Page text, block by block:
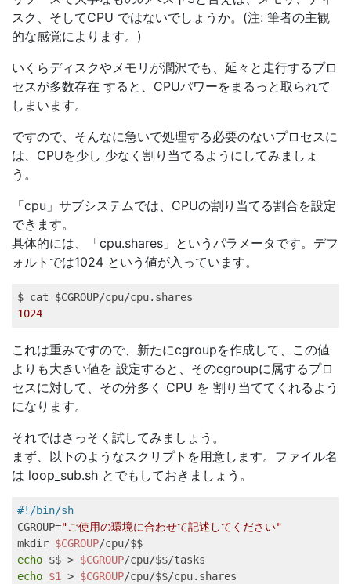
スク、そしてCPU ではないでしょうか。(注: 筆者の主観
的な感覚によります。)
いくらディスクやメモリが潤沢でも、延々と走行するプロ
セスが多数存在 すると、CPUパワーをまるっと取られて
しまいます。
ですので、そんなに急いで処理する必要のないプロセスに
は、CPUを少し 少なく割り当てるようにしてみましょ
う。
「cpu」サブシステムでは、CPUの割り当てる割合を設定
できます。
具体的には、「cpu.shares」というパラメータです。デフ
ォルトでは1024 という値が入っています。
1024
これは重みですので、新たにcgroupを作成して、この値
よりも大きい値を 設定すると、そのcgroupに属するプロ
セスに対して、その分多く CPU を 割り当ててくれるよう
になります。
それではさっそく試してみましょう。
まず、以下のようなスクリプトを用意します。ファイル名
は loop_sub.sh とでもしておきましょう。
#!/bin/sh
CGROUP="ご使用の環境に合わせて記述してください"
mkdir $CGROUP
echo $$ > $CGROUP
echo $1 > $CGROUP/cpu/$$/cpu.shares